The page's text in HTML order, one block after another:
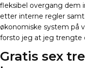
fleksibel overgang dem
etter interne regler
økonomiske system på
forsto jeg at jeg trengte
Gratis sex